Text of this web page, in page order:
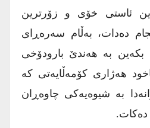
ئاستی خۆی و زۆرترین
دەدات، بەڵام سەرەڕای
بە هەندێ بارودۆخی
هەژاری کۆمەڵایەتی کە
بە شیوەیەکی چاوەڕان